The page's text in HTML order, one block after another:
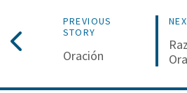
PREVIOUS
STORY
Oración